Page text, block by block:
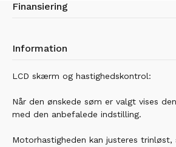
Finansiering
Information
LCD skærm og hastighedskontrol:
Når den ønskede søm er valgt vises
med den anbefalede indstilling.
Motorhastigheden kan justeres trinløst,